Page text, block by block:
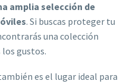
amplia selección de
. Si buscas proteger tu
una colección
los gustos.
es el lugar ideal para